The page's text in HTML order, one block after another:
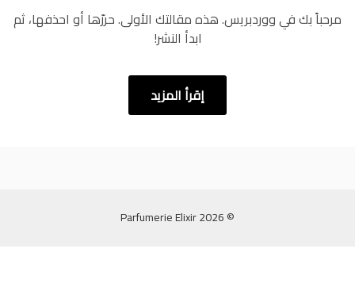
بالعالم
مرحباً بك في ووردبريس. هذه مقالتك الأولى. حررّها أو احذفها، ثم
ابدأ النشر!
إقرأ المزيد
© 2026 Parfumerie Elixir